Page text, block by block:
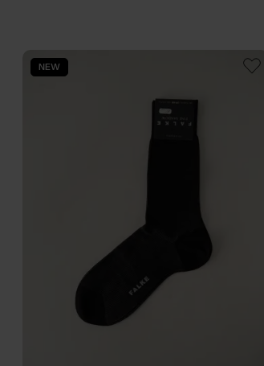
NEW